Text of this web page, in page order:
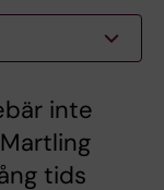
inte
tids